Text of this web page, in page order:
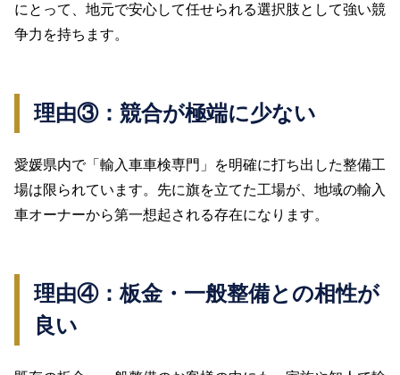
にとって、地元で安心して任せられる選択肢として強い競
争力を持ちます。
理由③：競合が極端に少ない
愛媛県内で「輸入車車検専門」を明確に打ち出した整備工
場は限られています。先に旗を立てた工場が、地域の輸入
車オーナーから第一想起される存在になります。
理由④：板金・一般整備との相性が
良い